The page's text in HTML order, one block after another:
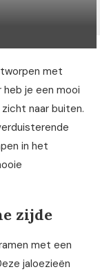
met
je een mooi
naar buiten.
in het
zijde
met een
jaloezieën